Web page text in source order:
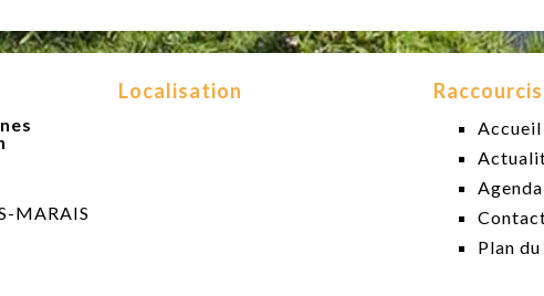
MARAIS
Localisation Raccourcis
Accueil
Agenda
Plan du